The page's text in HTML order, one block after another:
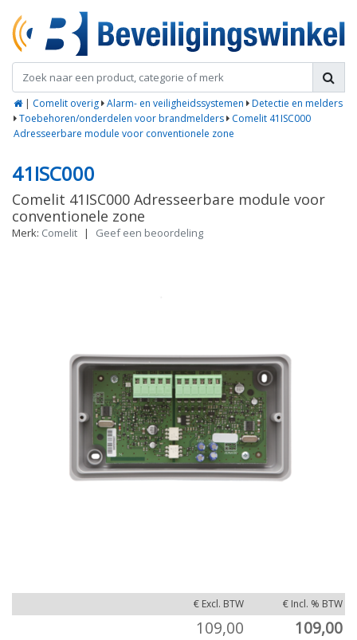
| Comelit overig Alarm- en veiligheidssystemen
Detectie en melders
Toebehoren/onderdelen voor brandmelders
Comelit 41ISC000
Adresseerbare module voor conventionele zone
41ISC000
Comelit 41ISC000 Adresseerbare module voor
conventionele zone
Merk: Comelit | Geef een beoordeling
€ Excl. BTW € Incl. % BTW
109,00 109,00